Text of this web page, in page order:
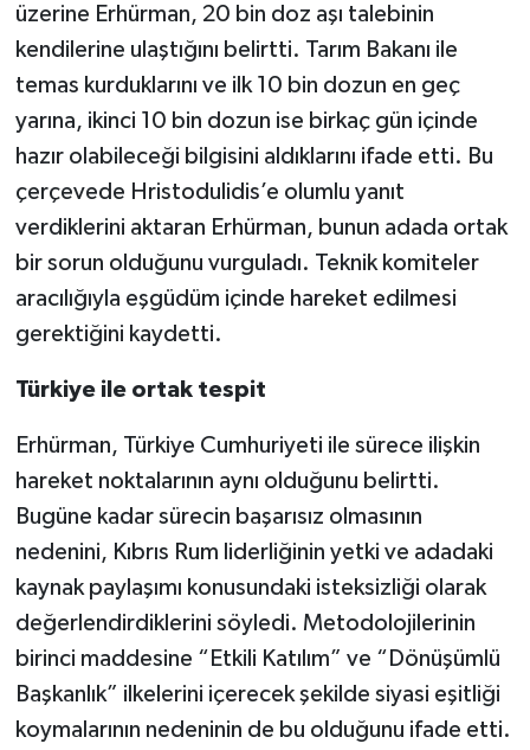
üzerine Erhürman, 20 bin doz aşı talebinin
kendilerine ulaştığını belirtti. Tarım Bakanı ile
temas kurduklarını ve ilk 10 bin dozun en geç
yarına, ikinci 10 bin dozun ise birkaç gün içinde
hazır olabileceği bilgisini aldıklarını ifade etti. Bu
çerçevede Hristodulidis’e olumlu yanıt
verdiklerini aktaran Erhürman, bunun adada ortak
bir sorun olduğunu vurguladı. Teknik komiteler
aracılığıyla eşgüdüm içinde hareket edilmesi
gerektiğini kaydetti.
Türkiye ile ortak tespit
Erhürman, Türkiye Cumhuriyeti ile sürece ilişkin
hareket noktalarının aynı olduğunu belirtti.
Bugüne kadar sürecin başarısız olmasının
nedenini, Kıbrıs Rum liderliğinin yetki ve adadaki
kaynak paylaşımı konusundaki isteksizliği olarak
değerlendirdiklerini söyledi. Metodolojilerinin
birinci maddesine “Etkili Katılım” ve “Dönüşümlü
Başkanlık” ilkelerini içerecek şekilde siyasi eşitliği
koymalarının nedeninin de bu olduğunu ifade etti.